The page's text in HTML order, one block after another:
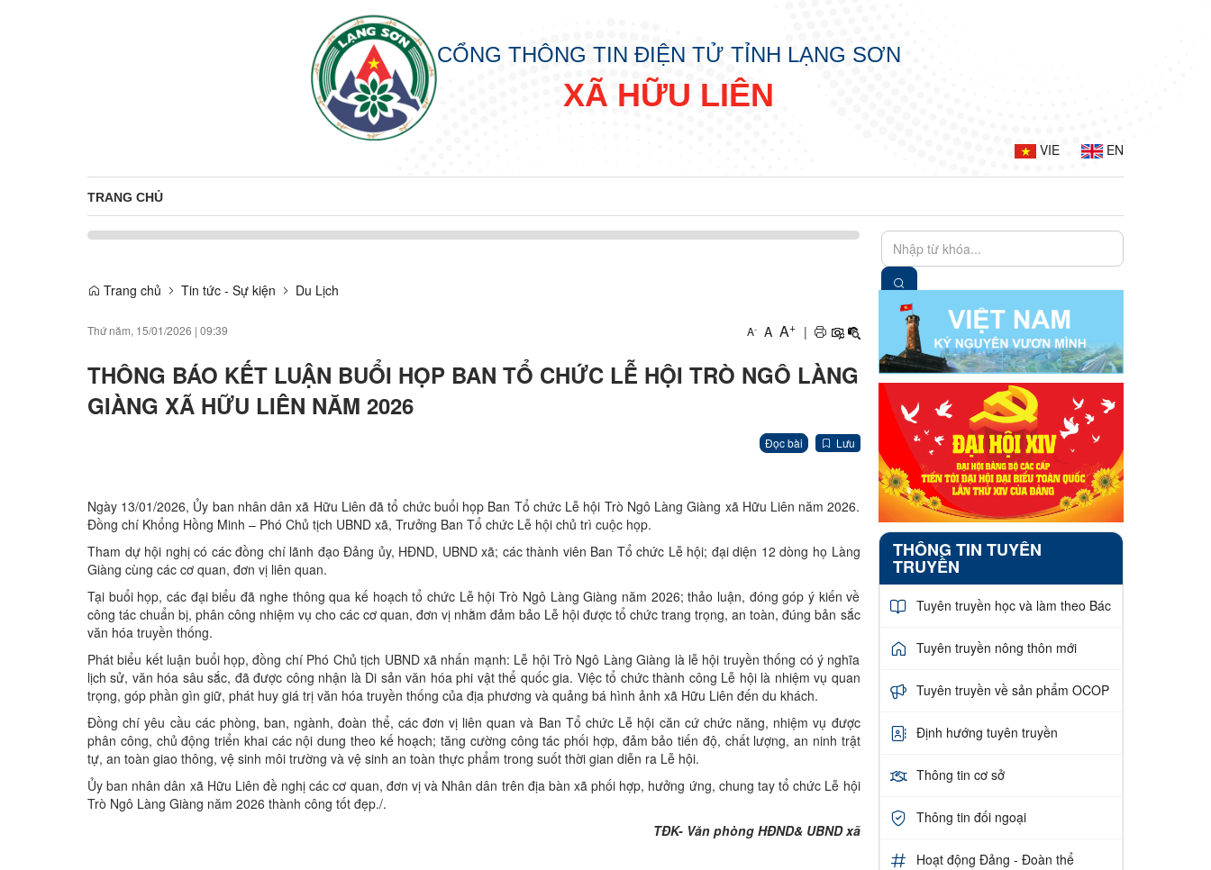
CỔNG THÔNG TIN ĐIỆN TỬ TỈNH LẠNG SƠN
XÃ HỮU LIÊN
VIE EN
TRANG CHỦ
Trang chủ Tin tức - Sự kiện Du Lịch
Thứ năm, 15/01/2026 | 09:39 A- A A+ |
THÔNG BÁO KẾT LUẬN BUỔI HỌP BAN TỔ CHỨC LỄ HỘI TRÒ NGÔ LÀNG
GIÀNG XÃ HỮU LIÊN NĂM 2026
Đọc bài Lưu
Ngày 13/01/2026, Ủy ban nhân dân xã Hữu Liên đã tổ chức buổi họp Ban Tổ chức Lễ hội Trò Ngô Làng Giàng xã Hữu Liên năm 2026.
Đồng chí Khổng Hồng Minh – Phó Chủ tịch UBND xã, Trưởng Ban Tổ chức Lễ hội chủ trì cuộc họp.
Tham dự hội nghị có các đồng chí lãnh đạo Đảng ủy, HĐND, UBND xã; các thành viên Ban Tổ chức Lễ hội; đại diện 12 dòng họ Làng
Giàng cùng các cơ quan, đơn vị liên quan.
Tại buổi họp, các đại biểu đã nghe thông qua kế hoạch tổ chức Lễ hội Trò Ngô Làng Giàng năm 2026; thảo luận, đóng góp ý kiến về
công tác chuẩn bị, phân công nhiệm vụ cho các cơ quan, đơn vị nhằm đảm bảo Lễ hội được tổ chức trang trọng, an toàn, đúng bản sắc
văn hóa truyền thống.
Phát biểu kết luận buổi họp, đồng chí Phó Chủ tịch UBND xã nhấn mạnh: Lễ hội Trò Ngô Làng Giàng là lễ hội truyền thống có ý nghĩa
lịch sử, văn hóa sâu sắc, đã được công nhận là Di sản văn hóa phi vật thể quốc gia. Việc tổ chức thành công Lễ hội là nhiệm vụ quan
trọng, góp phần gìn giữ, phát huy giá trị văn hóa truyền thống của địa phương và quảng bá hình ảnh xã Hữu Liên đến du khách.
Đồng chí yêu cầu các phòng, ban, ngành, đoàn thể, các đơn vị liên quan và Ban Tổ chức Lễ hội căn cứ chức năng, nhiệm vụ được
phân công, chủ động triển khai các nội dung theo kế hoạch; tăng cường công tác phối hợp, đảm bảo tiến độ, chất lượng, an ninh trật
tự, an toàn giao thông, vệ sinh môi trường và vệ sinh an toàn thực phẩm trong suốt thời gian diễn ra Lễ hội.
Ủy ban nhân dân xã Hữu Liên đề nghị các cơ quan, đơn vị và Nhân dân trên địa bàn xã phối hợp, hưởng ứng, chung tay tổ chức Lễ hội
Trò Ngô Làng Giàng năm 2026 thành công tốt đẹp./.
TĐK- Văn phòng HĐND& UBND xã
THÔNG TIN TUYÊN
TRUYỀN
Tuyên truyền học và làm theo Bác
Tuyên truyền nông thôn mới
Tuyên truyền về sản phẩm OCOP
Định hướng tuyên truyền
Thông tin cơ sở
Thông tin đối ngoại
Hoạt động Đảng - Đoàn thể